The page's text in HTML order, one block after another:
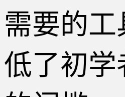
需要的工
低了初学